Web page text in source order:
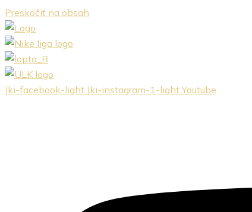
Preskočiť na obsah
Jki-facebook-light Jki-instagram-1-light Youtube